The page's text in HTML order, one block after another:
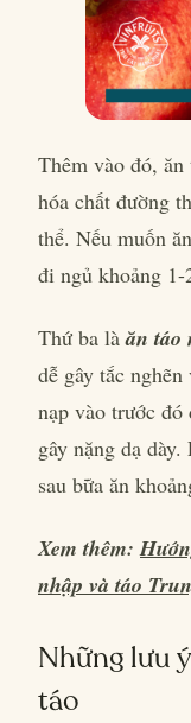
Thêm vào đó, ăn
hóa chất đường
thể. Nếu muốn
đi ngủ khoảng 1-
Thứ ba làăn táo
dễ gây tắc
nạp vào trước đó
gây nặng dạ
sau bữa ăn
Xem thêm:
nhập và táo
Những lưu
táo